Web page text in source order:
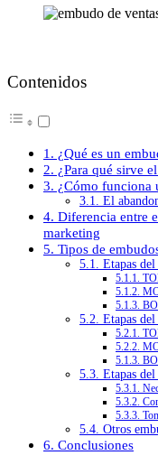
Contenidos
1. ¿Qué es un
2. ¿Para qué sirve
3. ¿Cómo funciona
3.1. El
4. Diferencia entre
marketing
5. Tipos de
5.1. Etapas
5.1.1.
5.1.2.
5.1.3.
5.2. Etapas
5.2.1.
5.2.2.
5.1.3.
5.3. Etapas
5.3.1.
5.3.2.
5.3.3.
5.4. Otros
6. Conclusiones